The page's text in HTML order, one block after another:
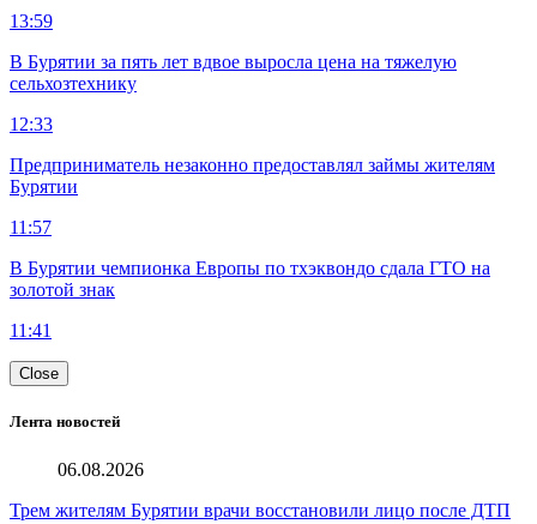
13:59
В Бурятии за пять лет вдвое выросла цена на тяжелую
сельхозтехнику
12:33
Предприниматель незаконно предоставлял займы жителям
Бурятии
11:57
В Бурятии чемпионка Европы по тхэквондо сдала ГТО на
золотой знак
11:41
Close
Лента новостей
06.08.2026
Трем жителям Бурятии врачи восстановили лицо после ДТП